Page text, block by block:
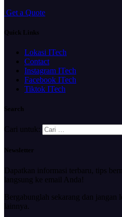
Get a Quote
Quick Links
Lokasi ITech
Contact
Instagram ITech
Facebook ITech
Tiktok ITech
Search
Cari untuk:
Newsletter
Dapatkan informasi terbaru, tips
langsung ke email Anda!
Bergabunglah sekarang dan jangan
lainnya.